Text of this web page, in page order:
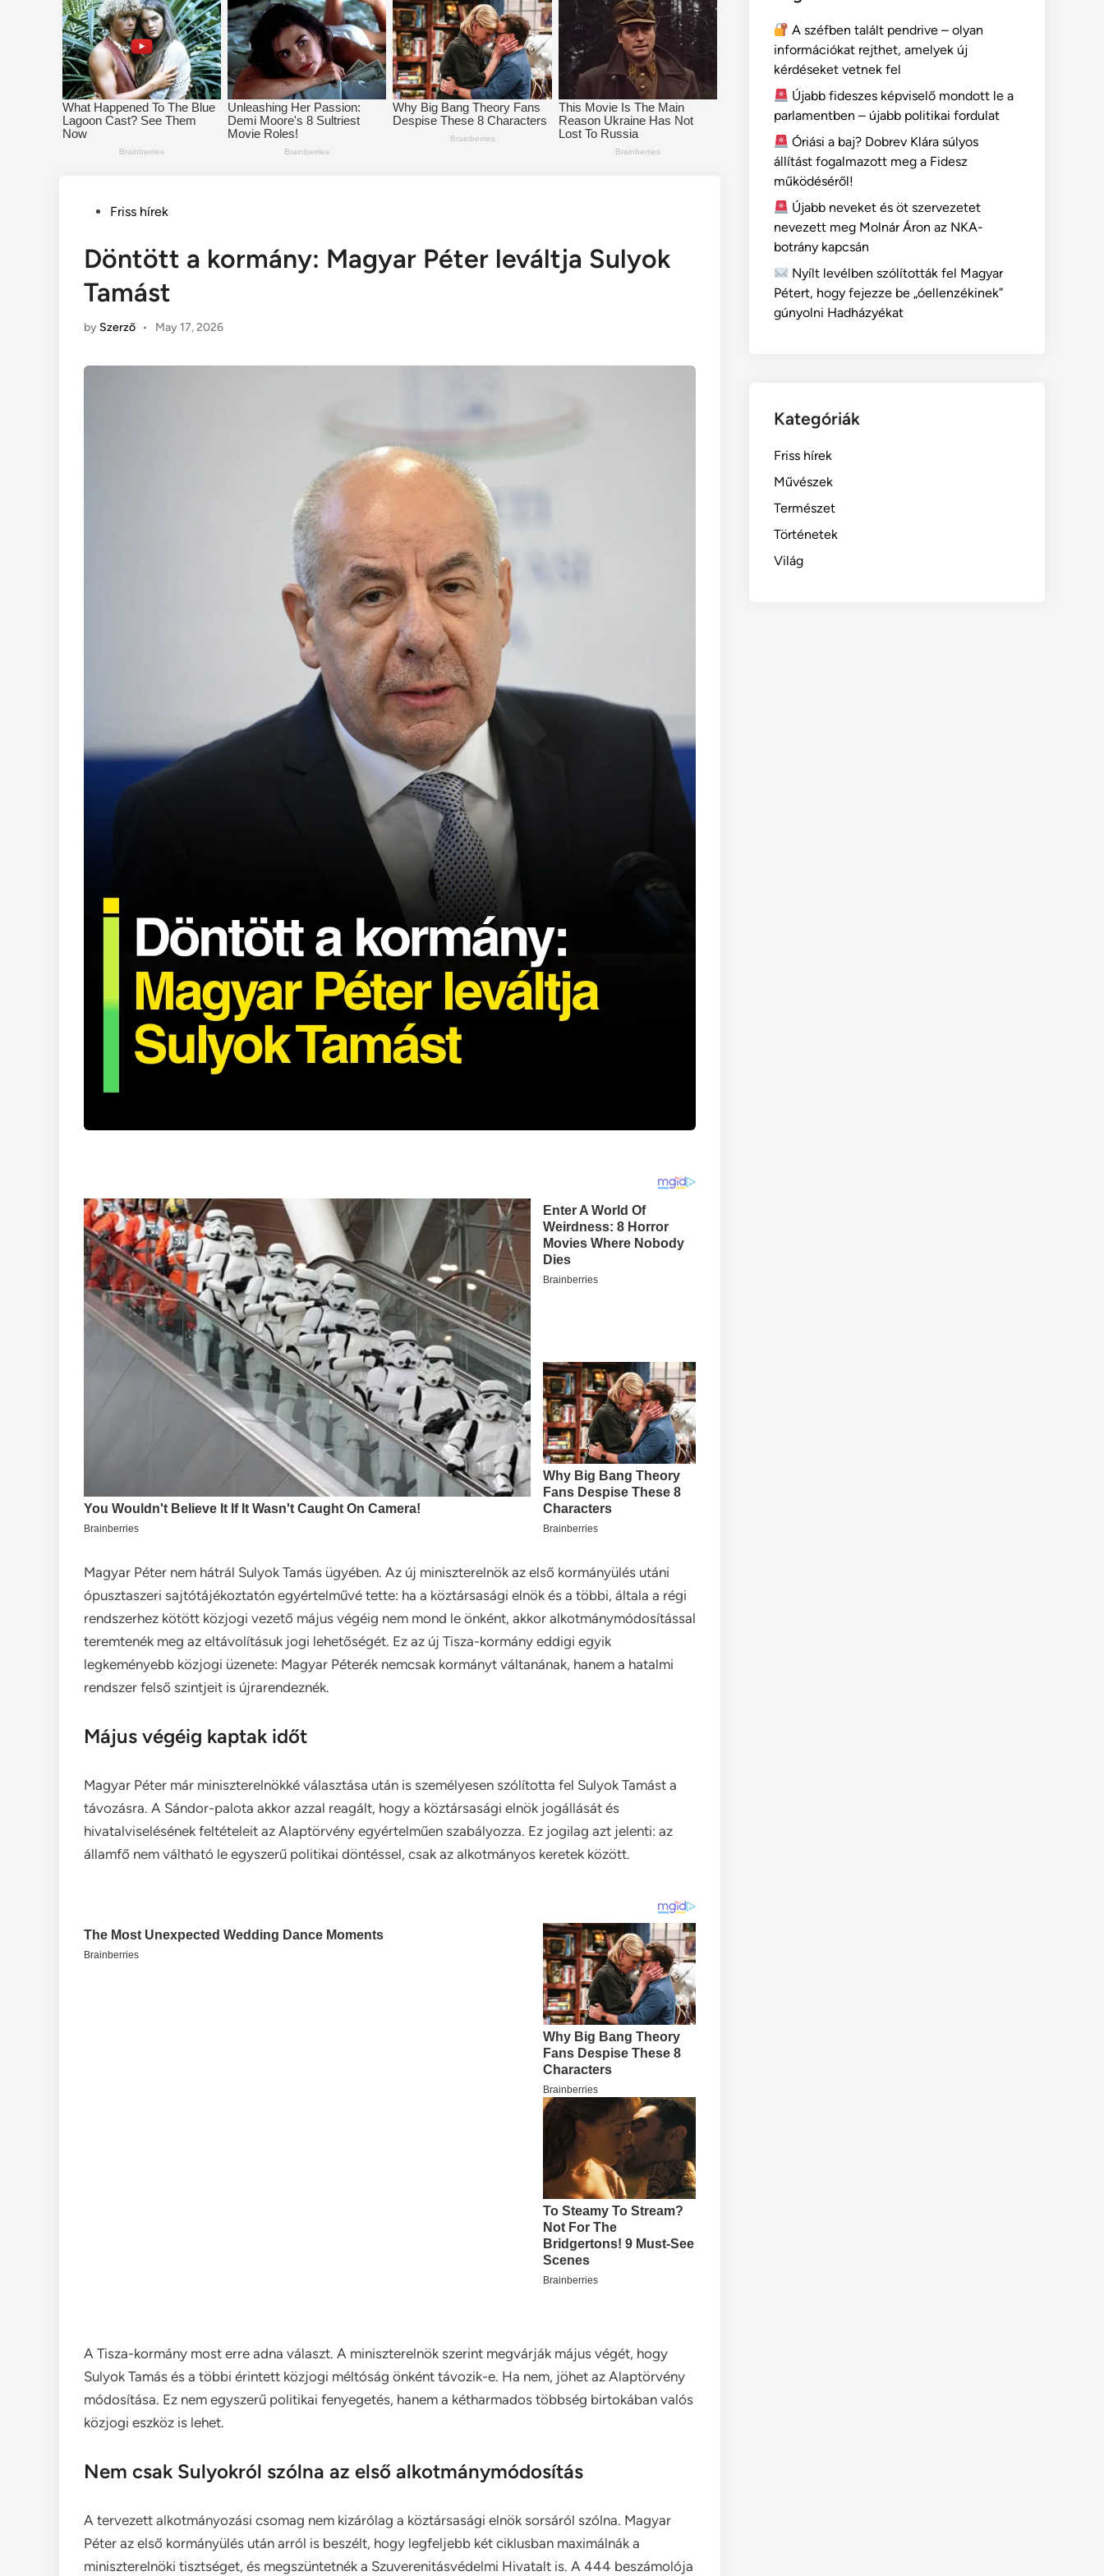
PostedFriss hírek
Döntött a kormány: Magyar Péter leváltja Sulyok
Tamást
by Szerző • May 17, 2026
Magyar Péter nem hátrál Sulyok Tamás ügyében. Az új miniszterelnök az első kormányülés utáni
ópusztaszeri sajtótájékoztatón egyértelművé tette: ha a köztársasági elnök és a többi, általa a régi
rendszerhez kötött közjogi vezető május végéig nem mond le önként, akkor alkotmánymódosítással
teremtenék meg az eltávolításuk jogi lehetőségét. Ez az új Tisza-kormány eddigi egyik
legkeményebb közjogi üzenete: Magyar Péterék nemcsak kormányt váltanának, hanem a hatalmi
rendszer felső szintjeit is újrarendeznék.
Május végéig kaptak időt
Magyar Péter már miniszterelnökké választása után is személyesen szólította fel Sulyok Tamást a
távozásra. A Sándor-palota akkor azzal reagált, hogy a köztársasági elnök jogállását és
hivatalviselésének feltételeit az Alaptörvény egyértelműen szabályozza. Ez jogilag azt jelenti: az
államfő nem váltható le egyszerű politikai döntéssel, csak az alkotmányos keretek között.
A Tisza-kormány most erre adna választ. A miniszterelnök szerint megvárják május végét, hogy
Sulyok Tamás és a többi érintett közjogi méltóság önként távozik-e. Ha nem, jöhet az Alaptörvény
módosítása. Ez nem egyszerű politikai fenyegetés, hanem a kétharmados többség birtokában valós
közjogi eszköz is lehet.
Nem csak Sulyokról szólna az első alkotmánymódosítás
A tervezett alkotmányozási csomag nem kizárólag a köztársasági elnök sorsáról szólna. Magyar
Péter az első kormányülés után arról is beszélt, hogy legfeljebb két ciklusban maximálnák a
miniszterelnöki tisztséget, és megszüntetnék a Szuverenitásvédelmi Hivatalt is. A 444 beszámolója
A széfben talált pendrive – olyan
információkat rejthet, amelyek új
kérdéseket vetnek fel
Újabb fideszes képviselő mondott le a
parlamentben – újabb politikai fordulat
Óriási a baj? Dobrev Klára súlyos
állítást fogalmazott meg a Fidesz
működéséről!
Újabb neveket és öt szervezetet
nevezett meg Molnár Áron az NKA-
botrány kapcsán
Nyílt levélben szólították fel Magyar
Pétert, hogy fejezze be „óellenzékinek”
gúnyolni Hadházyékat
Kategóriák
Friss hírek
Művészek
Természet
Történetek
Világ